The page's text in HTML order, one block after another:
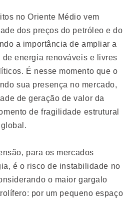
no Oriente Médio vem
dos preços do petróleo e do
a importância de ampliar a
energia renováveis e livres
É nesse momento que o
sua presença no mercado,
de geração de valor da
de fragilidade estrutural
para os mercados
é o risco de instabilidade no
o maior gargalo
por um pequeno espaço